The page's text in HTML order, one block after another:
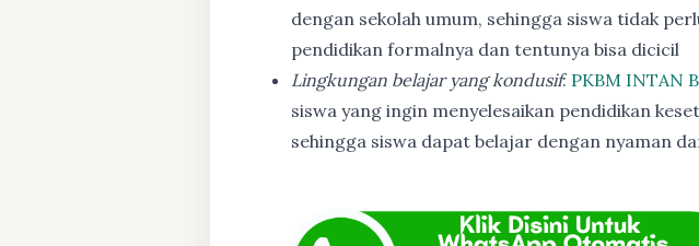
dengan sekolah umum, sehingga siswa tidak
pendidikan formalnya dan tentunya bisa dicicil
Lingkungan belajar yang kondusif: PKBM INTAN
siswa yang ingin menyelesaikan pendidikan
sehingga siswa dapat belajar dengan nyaman